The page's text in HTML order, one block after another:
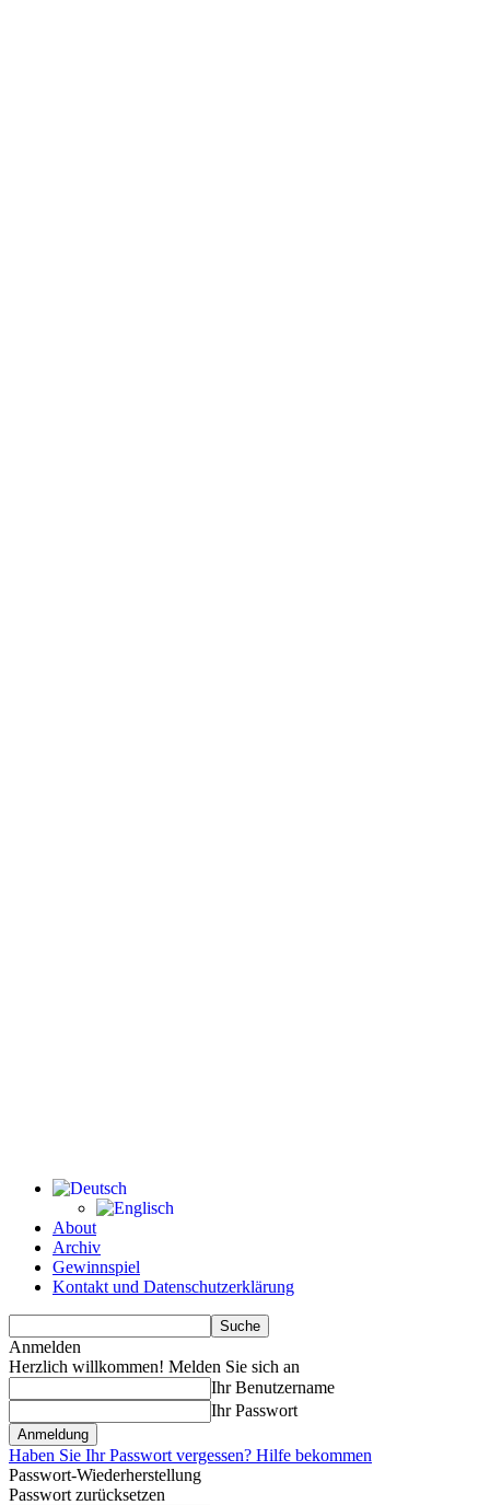
About
Archiv
Gewinnspiel
Kontakt und Datenschutzerklärung
Anmelden
Herzlich willkommen! Melden Sie sich an
Ihr Benutzername
Ihr Passwort
Haben Sie Ihr Passwort vergessen? Hilfe bekommen
Passwort-Wiederherstellung
Passwort zurücksetzen